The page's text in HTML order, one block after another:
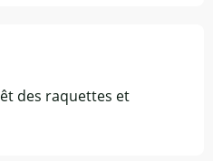
des raquettes et